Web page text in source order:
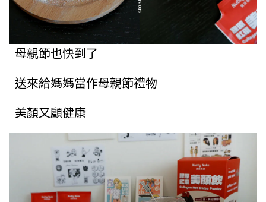
母親節也快到了
送來給媽媽當作母親節禮物
美顏又顧健康